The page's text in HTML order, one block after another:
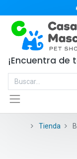
¡Encuentra
Tienda